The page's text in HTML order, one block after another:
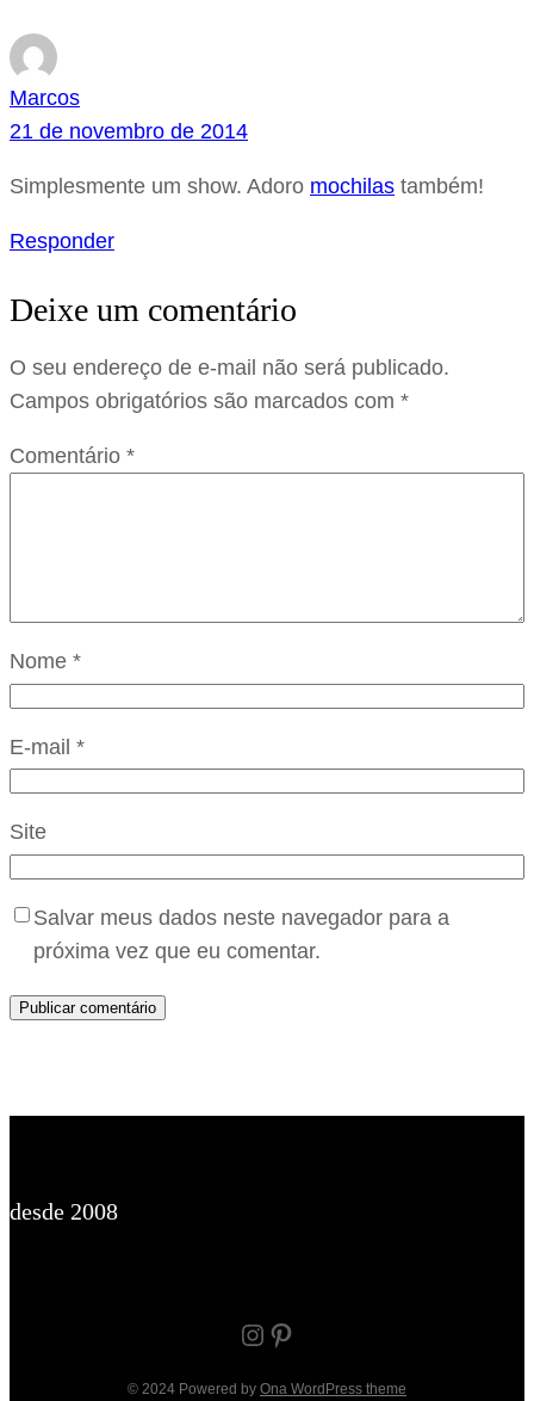
Marcos
21 de novembro de 2014
Simplesmente um show. Adoro mochilas também!
Responder
Deixe um comentário
O seu endereço de e-mail não será publicado.
Campos obrigatórios são marcados com *
Comentário *
Nome *
E-mail *
Site
Salvar meus dados neste navegador para a
próxima vez que eu comentar.
desde 2008
Instagram Pinterest
© 2024 Powered by Ona WordPress theme